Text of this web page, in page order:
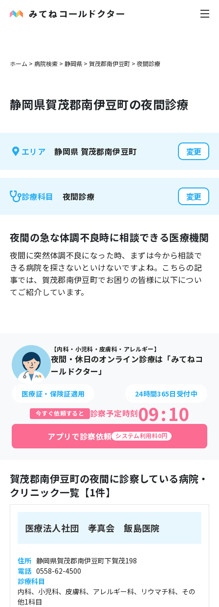
内科
花粉症
感染症
よくあるご質問
ホーム > 病院検索 > 静岡県 > 賀茂郡南伊豆町 > 夜間診療
静岡県賀茂郡南伊豆町の夜間診療
エリア 静岡県 賀茂郡南伊豆町 変更
診療科目 夜間診療 変更
夜間の急な体調不良時に相談できる医療機関
夜間に突然体調不良になった時、まずは今から相談で
きる病院を探さないといけないですよね。こちらの記
事では、 賀茂郡南伊豆町でお困りの皆様に以下につい
てご紹介しています。
【内科・小児科・皮膚科・アレルギー】
夜間・休日のオンライン診療は「みてねコ
ールドクター」
医療証・保険証適用 24時間365日受付中
今すぐ依頼すると 診察予定時刻09:10
アプリで診察依頼 システム利用料0円
賀茂郡南伊豆町の夜間に診察している病院・
クリニック一覧【1件】
医療法人社団 孝真会 飯島医院
住所 静岡県賀茂郡南伊豆町下賀茂198
電話 0558-62-4500
診療科目
内科、小児科、皮膚科、アレルギー科、リウマチ科、その
他1科目